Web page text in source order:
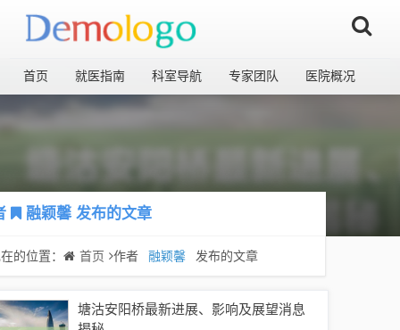
首页 就医指南 科室导航 专家团队 医院概况
融颖馨发布的文章
的位置： 首页 作者 融颖馨 发布的文章
塘沽安阳桥最新进展、影响及展望消息